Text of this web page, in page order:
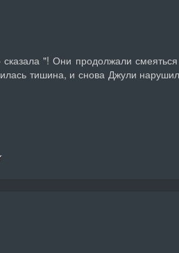
"! Они продолжали
тишина, и снова Джули